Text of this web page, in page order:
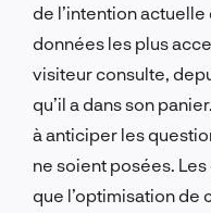
de l’intention actuelle
données les plus
visiteur consulte,
qu’il a dans son
à anticiper les
ne soient posées.
que l’optimisation